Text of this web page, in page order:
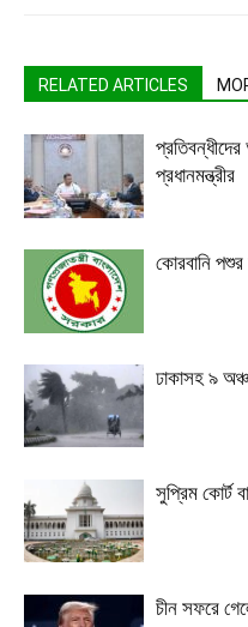
RELATED ARTICLES
প্রতিবন্ধীদের
প্রধানমন্ত্রীর
কোরবানি পশুর
ঢাকাসহ ৯
সুপ্রিম কোর্ট
চীন সফরে